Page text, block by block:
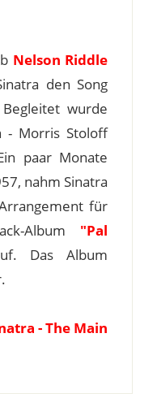
Nelson Riddle
den Song
wurde
- Morris Stoloff
paar Monate
nahm Sinatra
für
Album "Pal
Das Album
- The Main